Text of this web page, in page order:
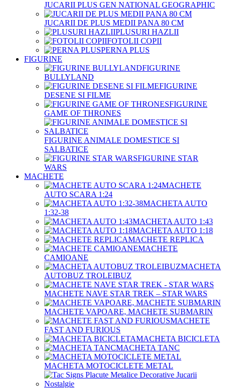
JUCARII PLUS GEN NATIONAL GEOGRAPHIC
JUCARII DE PLUS MEDII PANA 80 CM
PLUSURI HAZLII
FOTOLII COPII
PERNA PLUS
FIGURINE
FIGURINE
BULLYLAND
FIGURINE
DESENE SI FILME
FIGURINE
GAME OF THRONES
FIGURINE ANIMALE DOMESTICE SI
SALBATICE
FIGURINE STAR
WARS
MACHETE
MACHETE
AUTO SCARA 1:24
MACHETA AUTO
1:32-38
MACHETA AUTO 1:43
MACHETA AUTO 1:18
MACHETE REPLICA
MACHETE
CAMIOANE
MACHETA
AUTOBUZ TROLEIBUZ
MACHETE NAVE STAR TREK – STAR WARS
MACHETE VAPOARE, MACHETE SUBMARIN
MACHETE
FAST AND FURIOUS
MACHETA BICICLETA
MACHETA TANC
MACHETA MOTOCICLETE METAL